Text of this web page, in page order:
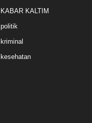
KABAR KALTIM
politik
kriminal
kesehatan